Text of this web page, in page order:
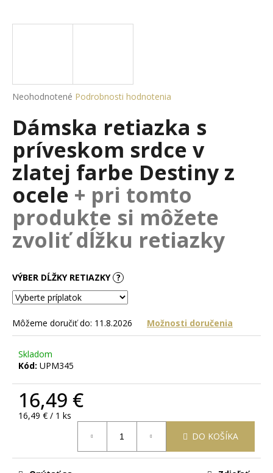
Priemerné
produktu
je
5
hviezdičiek.
Neohodnotené Podrobnosti hodnotenia
Dámska retiazka s
príveskom srdce v
zlatej farbe Destiny z
ocele + pri tomto
produkte si môžete
zvoliť dĺžku retiazky
VÝBER DĹŽKY RETIAZKY ?
Môžeme doručiť do: 11.8.2026 Možnosti doručenia
Skladom
Kód: UPM345
16,49 €
Jednotková
16,49 € / 1 ks
DO KOŠÍKA
j
?
HĽADAŤ
O
d
p
o
r
č
a
m
OCEĽOVÁ
RETIAZKA
PRÍVESKOM
KRÍŽ
DAMIAN
PRI